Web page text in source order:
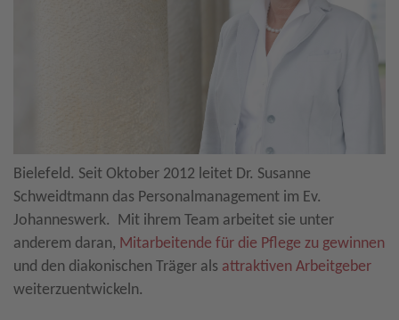
Bielefeld. Seit Oktober 2012 leitet Dr. Susanne
Schweidtmann das Personalmanagement im Ev.
Johanneswerk. Mit ihrem Team arbeitet sie unter
anderem daran, Mitarbeitende für die Pflege zu gewinnen
und den diakonischen Träger als attraktiven Arbeitgeber
weiterzuentwickeln.